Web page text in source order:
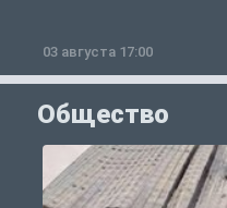
03 августа 17:00
Общество